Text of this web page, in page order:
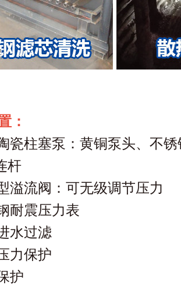
：
柱塞泵：黄铜泵头、不锈
杆
流阀：可无级调节压力
震压力表
水过滤
力保护
护